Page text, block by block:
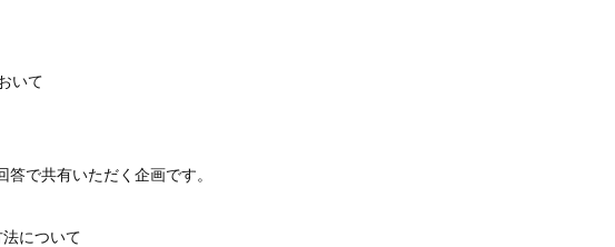
いて
で共有いただく企画です。
について